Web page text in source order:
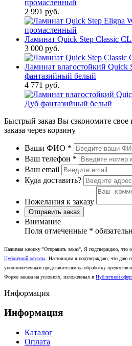
промасленный
2 991 руб.
Ламинат Quick Step Classic
3 000 руб.
Ламинат влагостойкий Quick
фантазийный белый
4 771 руб.
Быстрый заказ Вы сэкономите свое
заказа через корзину
Ваши ФИО *
Ваш телефон *
Ваш email
Куда доставить?
Пожелания к заказу
Отправить заказ
Внимание
Поля отмеченные *
Нажимая кнопку "Отправить заказ", Я подтверждаю, что
Публичной оферты . Настоящим я подтверждаю, что даю
уполномоченным представителям на обработку
Форме заказа на условиях, изложенных в Публичной
Информация
Информация
Каталог
Оплата